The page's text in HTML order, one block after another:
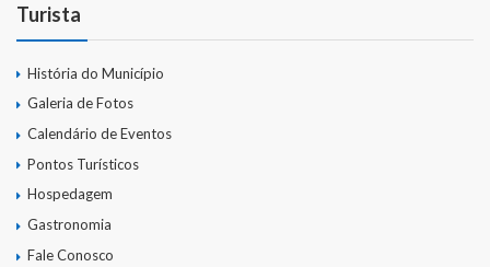
Turista
História do Município
Galeria de Fotos
Calendário de Eventos
Pontos Turísticos
Hospedagem
Gastronomia
Fale Conosco